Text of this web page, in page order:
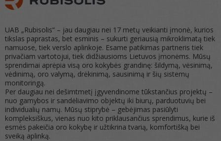
UAB „Rubisolis“ – jau daugiau nei 17 metų veikianti įmonė, kurios
tikslas paprastas, bet esminis – sukurti geriausią mikroklimatą tiek
namuose, tiek verslo aplinkoje. Esame patikimas partneris tiek
privačiam vartotojui, tiek didžiausioms Lietuvos įmonėms. Mūsų
sprendimai aprėpia visą oro kokybės grandinę: šildymą, vėsinimą,
vėdinimą, oro valymą, drėkinimą, sausinimą ir šių sistemų
monitoringą.
Per daugiau nei dešimtmetį įgyvendinome tūkstančius projektų –
nuo gamybos ir sandėliavimo objektų iki biurų, parduotuvių bei
individualių namų. Mūsų stiprybė – gebėjimas pasiūlyti
kompleksiškus, vienas nuo kito priklausančius sprendimus, kurie iš
esmės pakeičia oro kokybę ir užtikrina tvarią, komfortišką bei
sveiką aplinką.